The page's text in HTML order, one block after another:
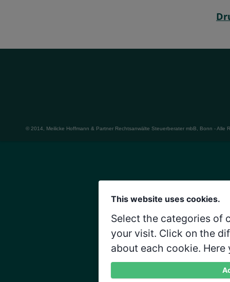
© 2014, Meilicke Hoffmann & Partner Rechtsanwälte Steuerberater mbB, Bonn - Alle
This website uses cookies.
Select the categories of
your visit. Click on the
about each cookie.